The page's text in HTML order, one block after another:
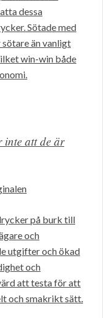
dessa
Sötade med
än vanligt
win-win både
inte att de är
på burk till
och
utgifter och ökad
och
att testa för att
och smakrikt sätt.